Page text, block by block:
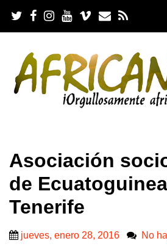
i
Asociación
de
Tenerife
jueves, enero 28, 2016 No